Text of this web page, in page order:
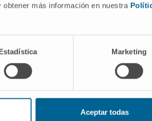
más información en nuestra
Marketing
Aceptar todas